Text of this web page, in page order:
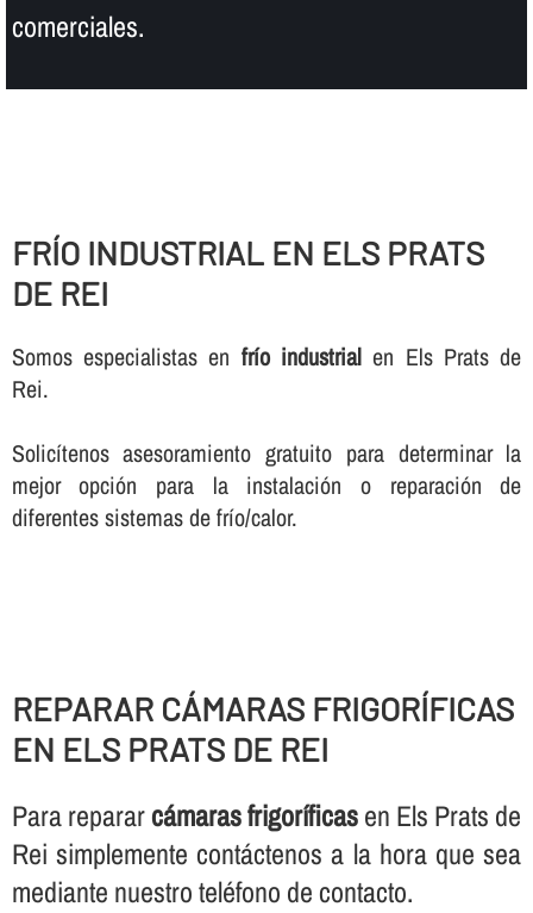
comerciales.
FRÍ­O INDUSTRIAL EN ELS PRATS
DE REI
Somos especialistas en frí­o industrial en Els Prats de
Rei.
Solicí­tenos asesoramiento gratuito para determinar la
mejor opción para la instalación o reparación de
diferentes sistemas de frí­o/calor.
REPARAR CÁMARAS FRIGORÍ­FICAS
EN ELS PRATS DE REI
Para repararcámaras frigorí­ficasen Els Prats de
Rei simplemente contáctenos a la hora que sea
mediante nuestro teléfono de contacto.